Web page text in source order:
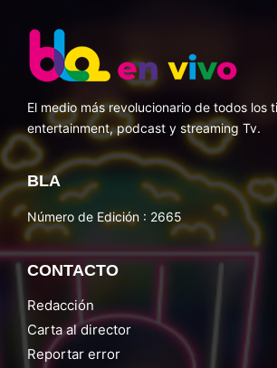
El medio más revolucionario de todos los
entertainment, podcast y streaming Tv.
BLA
Número de Edición : 2665
CONTACTO
Redacción
Carta al director
Reportar error